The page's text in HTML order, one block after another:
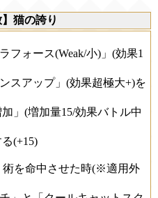
】猫の誇り
フォース(Weak/小)」(効果1
スアップ」(効果超極大+)を
」(増加量15/効果バトル中
(+15)
術を命中させた時(※適用外